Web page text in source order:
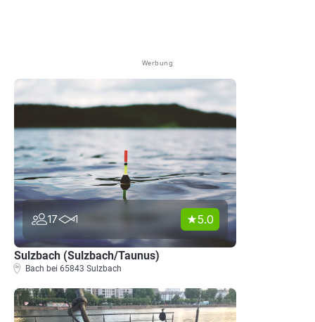
Werbung
17 1 5.0
Sulzbach (Sulzbach/Taunus)
Bach bei 65843 Sulzbach